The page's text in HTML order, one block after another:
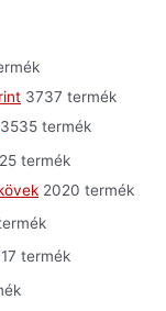
3737 termék
3535 termék
25 termék
2020 termék
17 termék